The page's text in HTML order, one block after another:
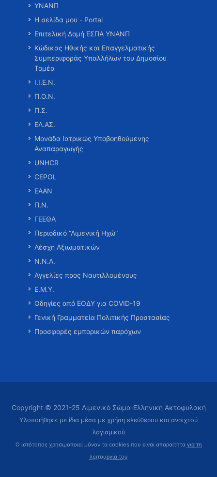
ΥΝΑΝΠ
Η σελίδα μου - Portal
Επιτελική Δομή ΕΣΠΑ ΥΝΑΝΠ
Κώδικας Ηθικής και Επαγγελματικής
Συμπεριφοράς Υπαλλήλων του Δημοσίου
Τομέα
Ι.Ι.Ε.Ν.
Π.Ο.Ν.
Π.Σ.
ΕΛ.ΑΣ.
Μονάδα Ιατρικώς Υποβοηθούμενης
Αναπαραγωγής
UNHCR
CEPOL
ΕΑΑΝ
Π.Ν.
ΓΕΕΘΑ
Περιοδικό “Λιμενική Ηχώ”
Λέσχη Αξιωματικών
Ν.Ν.Α.
Αγγελίες προς Ναυτιλλομένους
Ε.Μ.Υ.
Οδηγίες από ΕΟΔΥ για COVID-19
Γενική Γραμματεία Πολιτικής Προστασίας
Προσφορές εμπορικών παρόχων
Copyright © 2021-25 Λιμενικό Σώμα-Ελληνική Ακτοφυλακή
Υλοποιήθηκε με ίδια μέσα με χρήση ελεύθερου και ανοιχτού
λογισμικού
Ο ιστότοπος χρησιμοποιεί μόνον τα cookies που είναι απαραίτητα για τη
λειτουργία του